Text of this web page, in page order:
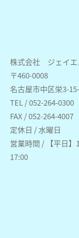
株式会社 ジェイエ
〒460-0008
名古屋市中区栄3-
TEL / 052-264-0300
FAX / 052-264-4007
定休日 / 水曜日
営業時間 / 【平日】
17:00